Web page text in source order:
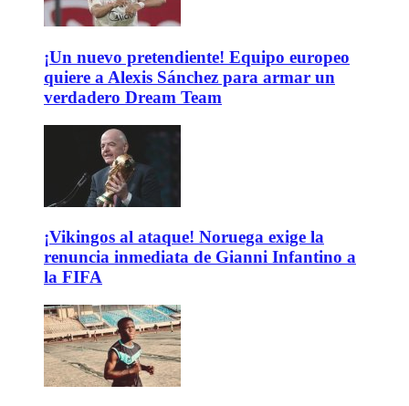
¡Un nuevo pretendiente! Equipo europeo
quiere a Alexis Sánchez para armar un
verdadero Dream Team
¡Vikingos al ataque! Noruega exige la
renuncia inmediata de Gianni Infantino a
la FIFA